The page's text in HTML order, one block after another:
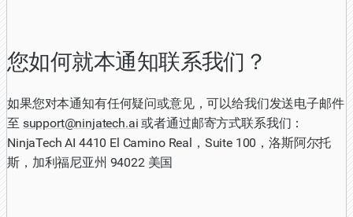
您如何就本通知联系我们？
如果您对本通知有任何疑问或意见，可以给我们发送电子邮件
至 support@ninjatech.ai 或者通过邮寄方式联系我们：
NinjaTech AI 4410 El Camino Real，Suite 100，洛斯阿尔托
斯，加利福尼亚州 94022 美国